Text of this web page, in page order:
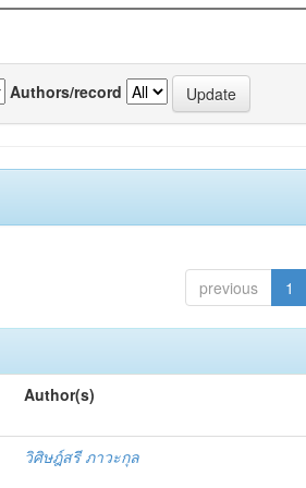
Authors/record
previous 1
Author(s)
วิศิษฎ์สรี ภาวะกุล